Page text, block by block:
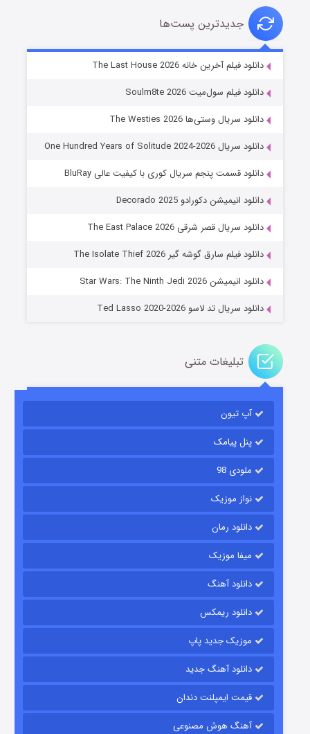
خاندان اژدها فصل ۳
جادوگری در مغولستان
قسمت۱۴ (زیرنویس) منتشر شد
قسمت
جدیدترین پست‌ها
دانلود فیلم آخرین خانه The Last House 2026
دانلود فیلم سول‌میت Soulm8te 2026
دانلود سریال وستی‌ها The Westies 2026
دانلود سریال One Hundred Years of Solitude 2024-2026
دانلود قسمت پنجم سریال کوری با کیفیت عالی BluRay
دانلود انیمیشن دکورادو Decorado 2025
دانلود سریال قصر شرقی The East Palace 2026
دانلود فیلم سارق گوشه گیر The Isolate Thief 2026
دانلود انیمیشن Star Wars: The Ninth Jedi 2026
دانلود سریال تد لاسو Ted Lasso 2020-2026
تبلیغات متنی
آپ تیون
پنل پیامک
ملودی 98
نواز موزیک
دانلود رمان
میفا موزیک
دانلود آهنگ
دانلود ریمکس
موزیک جدید پاپ
دانلود آهنگ جدید
قیمت ایمپلنت دندان
آهنگ هوش مصنوعی